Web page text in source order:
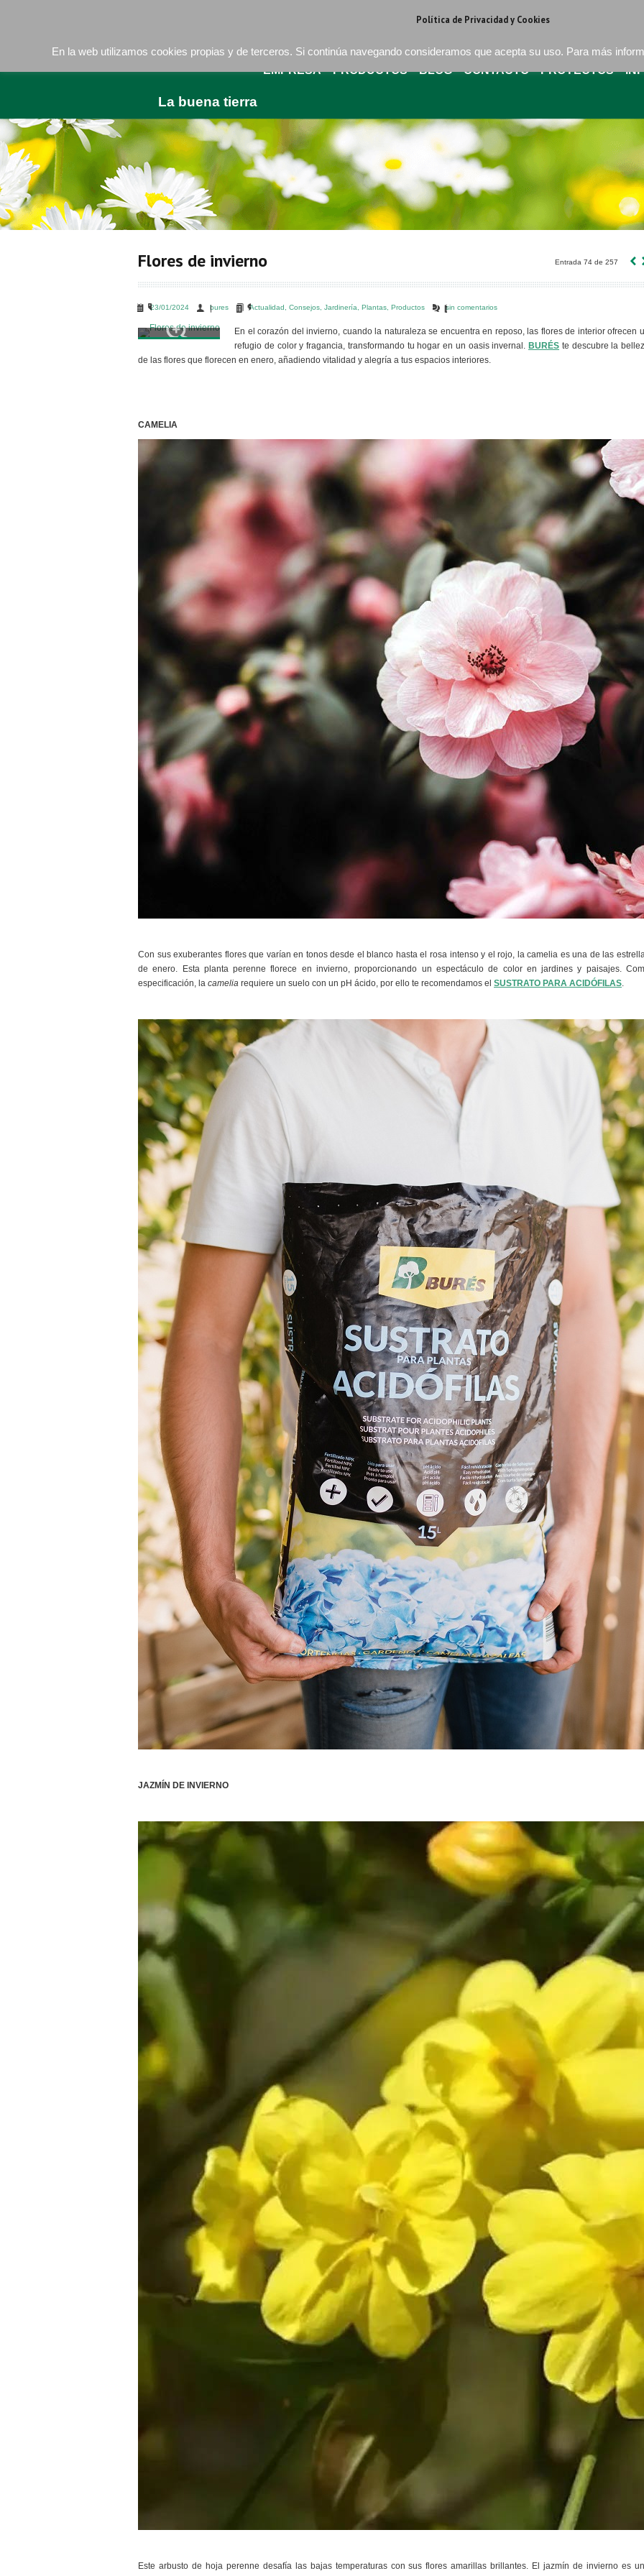
La buena tierra
EMPRESA PRODUCTOS BLOG CONTACTO PROYECTOS
Flores de invierno Entrada 74 de 257 ‹
23/01/2024 bures Actualidad Consejos Jardinería Plantas Productos sin comentarios
En el corazón del invierno, cuando la naturaleza se encuentra en reposo, las flores de interior ofrecen
refugio de color y fragancia, transformando tu hogar en un oasis invernal. BURÉS te descubre la
de las flores que florecen en enero, añadiendo vitalidad y alegría a tus espacios interiores.
CAMELIA
Con sus exuberantes flores que varían en tonos desde el blanco hasta el rosa intenso y el rojo, la camelia es una de las
de enero. Esta planta perenne florece en invierno, proporcionando un espectáculo de color en jardines y paisajes.
especificación, la camelia requiere un suelo con un pH ácido, por ello te recomendamos el SUSTRATO PARA ACIDÓFILAS.
JAZMÍN DE INVIERNO
Este arbusto de hoja perenne desafía las bajas temperaturas con sus flores amarillas brillantes. El jazmín de invierno es
Política de Privacidad y Cookies
En la web utilizamos cookies propias y de terceros. Si continúa navegando consideramos que acepta su uso. Para más